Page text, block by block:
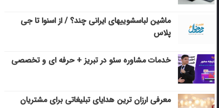
ماشین لباسشویی‎های ایرانی چند؟ / از اسنوا تا جی
پلاس
خدمات مشاوره سئو در تبریز + حرفه ای و تخصصی
معرفی ارزان ترین هدایای تبلیغاتی برای مشتریان